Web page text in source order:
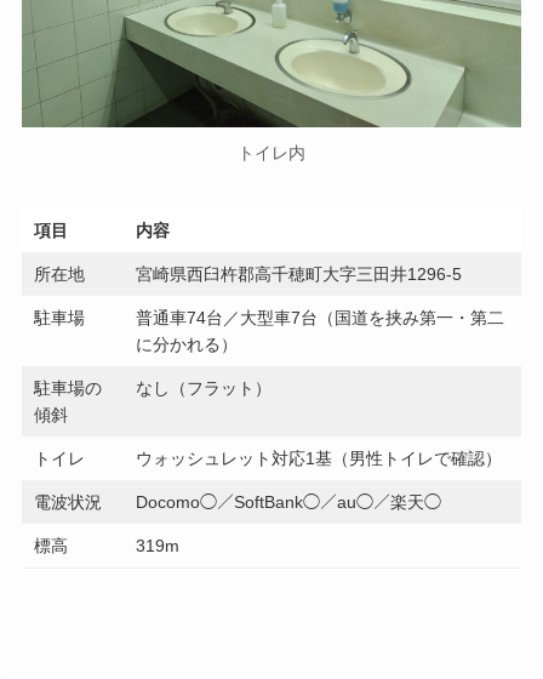
トイレ内
項目 内容
所在地 宮崎県西臼杵郡高千穂町大字三田井1296-5
駐車場
普通車74台／大型車7台（国道を挟み第一・第二
に分かれる）
駐車場の
傾斜
なし（フラット）
トイレ ウォッシュレット対応1基（男性トイレで確認）
電波状況 Docomo◯／SoftBank◯／au◯／楽天◯
標高 319m